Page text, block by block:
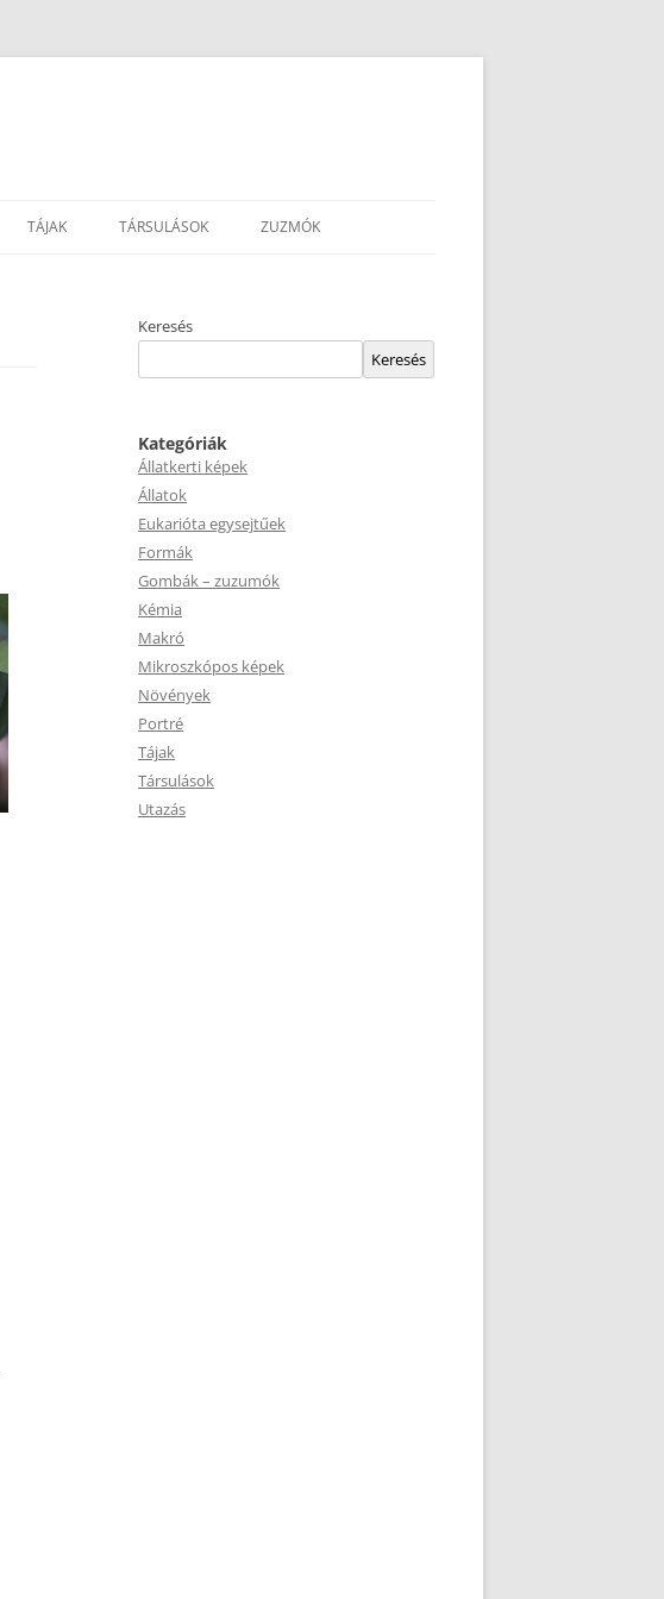
TÁJAK TÁRSULÁSOK ZUZMÓK
Keresés
Keresés
Kategóriák
Állatkerti képek
Állatok
Eukarióta egysejtűek
Formák
Gombák – zuzumók
Kémia
Makró
Mikroszkópos képek
Növények
Portré
Tájak
Társulások
Utazás